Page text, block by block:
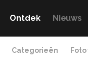
Ontdek Nieuws
Categorieën